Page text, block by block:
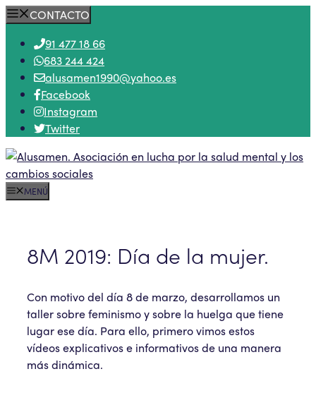
Saltar
contenido
CONTACTO
91 477 18 66
683 244 424
alusamen1990@yahoo.es
Facebook
Instagram
Twitter
MENÚ
8M 2019: Día de la mujer.
Con motivo del día 8 de marzo, desarrollamos un
taller sobre feminismo y sobre la huelga que tiene
lugar ese día. Para ello, primero vimos estos
vídeos explicativos e informativos de una manera
más dinámica.